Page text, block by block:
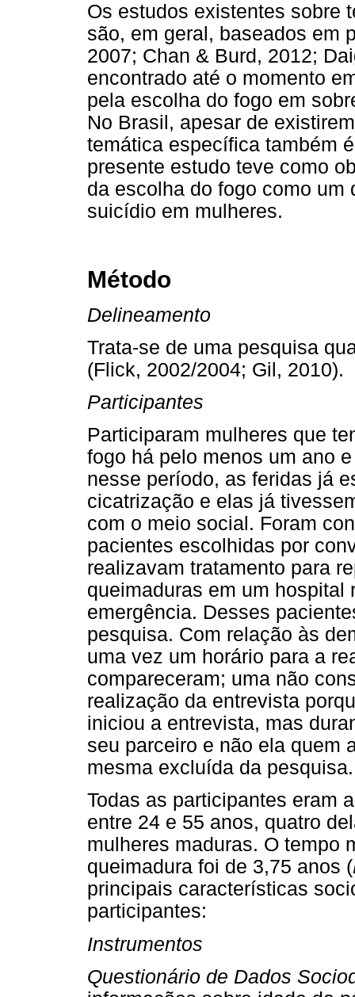
Os estudos existentes sobre
são, em geral, baseados em
2007; Chan & Burd, 2012;
encontrado até o momento
pela escolha do fogo em
No Brasil, apesar de
temática específica também
presente estudo teve como
da escolha do fogo como
suicídio em mulheres.
Método
Delineamento
Trata-se de uma pesquisa
(Flick, 2002/2004; Gil, 2010).
Participantes
Participaram mulheres que
fogo há pelo menos um ano
nesse período, as feridas já
cicatrização e elas já
com o meio social. Foram
pacientes escolhidas por
realizavam tratamento para
queimaduras em um hospital
emergência. Desses
pesquisa. Com relação às
uma vez um horário para a
compareceram; uma não
realização da entrevista
iniciou a entrevista, mas
seu parceiro e não ela quem
mesma excluída da pesquisa.
Todas as participantes eram
entre 24 e 55 anos, quatro
mulheres maduras. O tempo
queimadura foi de 3,75 anos (
principais características
participantes:
Instrumentos
Questionário de Dados